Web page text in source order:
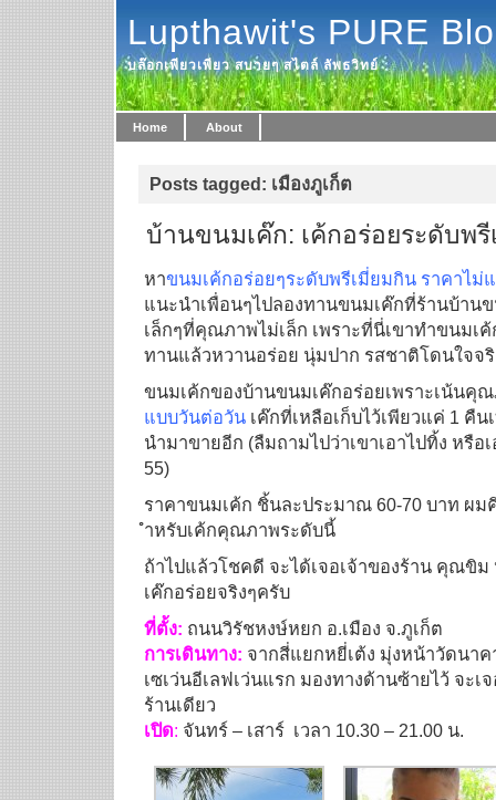
Lupthawit's PURE
บล๊อกเพียวเพียว สบายๆ สไตล์ ลัพธวิทย์
Home About
Posts tagged: เมืองภูเก็ต
บ้านขนมเค๊ก: เค้กอร่อยระดับพรี
หาขนมเค้กอร่อยๆระดับพรีเมี่ยมกิน ราคาไม่
แนะนำเพื่อนๆไปลองทานขนมเค๊กที่ร้านบ้าน
เล็กๆที่คุณภาพไม่เล็ก เพราะที่นี่เขาทำขนมเ
ทานแล้วหวานอร่อย นุ่มปาก รสชาติโดนใจจ
ขนมเค้กของบ้านขนมเค๊กอร่อยเพราะเน้นคุณ
แบบวันต่อวัน เค๊กที่เหลือเก็บไว้เพียวแค่ 1 คื
นำมาขายอีก (ลืมถามไปว่าเขาเอาไปทิ้ง หรือ
55)
ราคาขนมเค้ก ชิ้นละประมาณ 60-70 บาท ผม
ำหรับเค้กคุณภาพระดับนี้
ถ้าไปแล้วโชคดี จะได้เจอเจ้าของร้าน คุณขิ
เค๊กอร่อยจริงๆครับ
ที่ตั้ง: ถนนวิรัชหงษ์หยก อ.เมือง จ.ภูเก็ต
การเดินทาง: จากสี่แยกหยี่เต้ง มุ่งหน้าวัดนา
เซเว่นอีเลฟเว่นแรก มองทางด้านซ้ายไว้ จะเ
ร้านเดียว
เปิด: จันทร์ – เสาร์ เวลา 10.30 – 21.00 น.